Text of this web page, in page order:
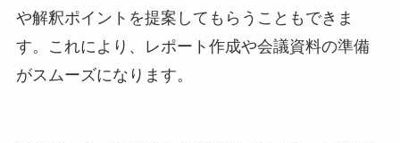
や解釈ポイントを提案してもらうこともできま
す。これにより、レポート作成や会議資料の準備
がスムーズになります。